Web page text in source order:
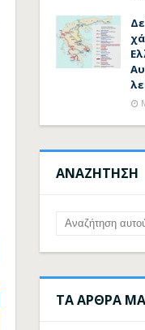
ΑΝΑΖΗΤΗΣΗ
ΤΑ ΑΡΘΡΑ